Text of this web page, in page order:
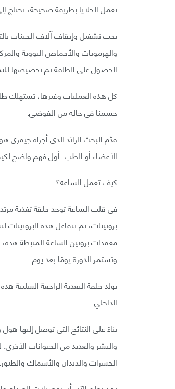
تعمل الخلايا بطريقة صحيحة،
يجب تشغيل وإيقاف آلاف الجينات
والهرمونات والأحماض النووية
الحصول على الطاقة ثم تخصيصها
كل هذه العمليات وغيرها، تستهلك
جسمنا في حالة من الفوضى.
الأعضاء أو الطب- أول فهم واضح
كيف تعمل الساعة؟
في قلب الساعة توجد حلقة تغذية
بروتينات، ثم تتفاعل هذه
معقدات بروتين الساعة المثبطة
وتستمر الدورة يومًا بعد يوم.
الداخلي.
بناءً على النتائج التي توصل إليها
والبشر والعديد من الحيوانات
الحشرات والديدان والأسماك والطيور.